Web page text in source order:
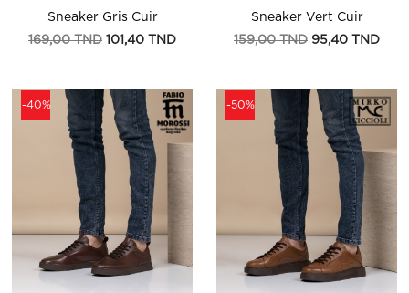
Sneaker Gris Cuir
Prix
169,00 TND Prix
101,40 TND
Sneaker Vert Cuir
Prix
159,00 TND Prix
95,40 TND
-40% -50%